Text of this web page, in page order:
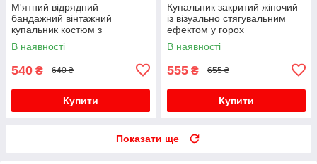
М'ятний відрядний
бандажний вінтажний
купальник костюм з
відкритою спиною
В наявності
540 ₴ 640 ₴
Купити
Купальник закритий жіночий
із візуально стягувальним
ефектом у горох
В наявності
555 ₴ 655 ₴
Купити
Показати ще